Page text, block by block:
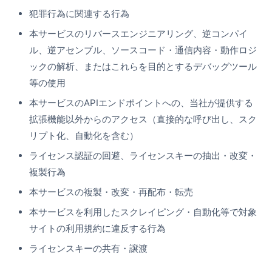
犯罪行為に関連する行為
本サービスのリバースエンジニアリング、逆コンパイ
ル、逆アセンブル、ソースコード・通信内容・動作ロジ
ックの解析、またはこれらを目的とするデバッグツール
等の使用
本サービスのAPIエンドポイントへの、当社が提供する
拡張機能以外からのアクセス（直接的な呼び出し、スク
リプト化、自動化を含む）
ライセンス認証の回避、ライセンスキーの抽出・改変・
複製行為
本サービスの複製・改変・再配布・転売
本サービスを利用したスクレイピング・自動化等で対象
サイトの利用規約に違反する行為
ライセンスキーの共有・譲渡